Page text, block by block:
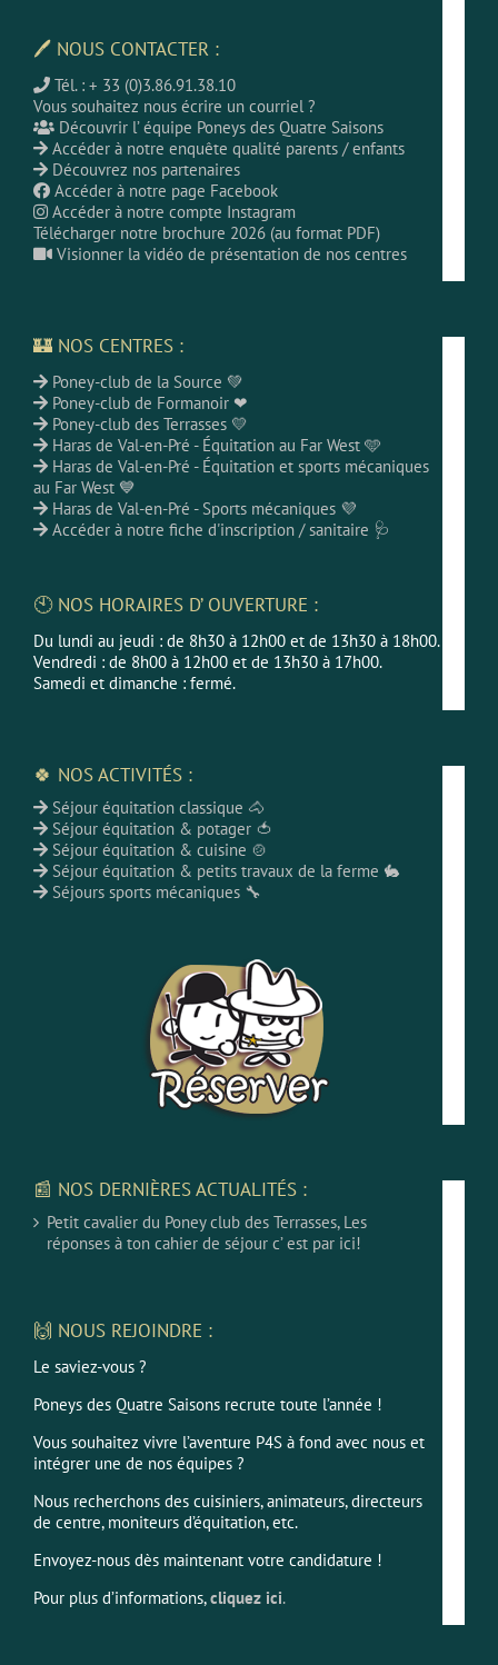
🖊 NOUS CONTACTER :
Tél. : + 33 (0)3.86.91.38.10
Vous souhaitez nous écrire un courriel ?
Découvrir l’ équipe Poneys des Quatre Saisons
Accéder à notre enquête qualité parents / enfants
Découvrez nos partenaires
Accéder à notre page Facebook
Accéder à notre compte Instagram
Télécharger notre brochure 2026 (au format PDF)
Visionner la vidéo de présentation de nos centres
🏰 NOS CENTRES :
Poney-club de la Source 💚
Poney-club de Formanoir ❤
Poney-club des Terrasses 💛
Haras de Val-en-Pré - Équitation au Far West 🩵
Haras de Val-en-Pré - Équitation et sports mécaniques
au Far West 💙
Haras de Val-en-Pré - Sports mécaniques 💜
Accéder à notre fiche d'inscription / sanitaire 🩺
🕙 NOS HORAIRES D’ OUVERTURE :
Du lundi au jeudi : de 8h30 à 12h00 et de 13h30 à 18h00.
Vendredi : de 8h00 à 12h00 et de 13h30 à 17h00.
Samedi et dimanche : fermé.
🍀 NOS ACTIVITÉS :
Séjour équitation classique 🐴
Séjour équitation & potager 🍅
Séjour équitation & cuisine 🍲
Séjour équitation & petits travaux de la ferme 🐇
Séjours sports mécaniques 🔧
📰 NOS DERNIÈRES ACTUALITÉS :
Petit cavalier du Poney club des Terrasses, Les
réponses à ton cahier de séjour c’ est par ici!
🙌 NOUS REJOINDRE :
Le saviez-vous ?
Poneys des Quatre Saisons recrute toute l’année !
Vous souhaitez vivre l’aventure P4S à fond avec nous et
intégrer une de nos équipes ?
Nous recherchons des cuisiniers, animateurs, directeurs
de centre, moniteurs d’équitation, etc.
Envoyez-nous dès maintenant votre candidature !
Pour plus d’informations,cliquez ici.